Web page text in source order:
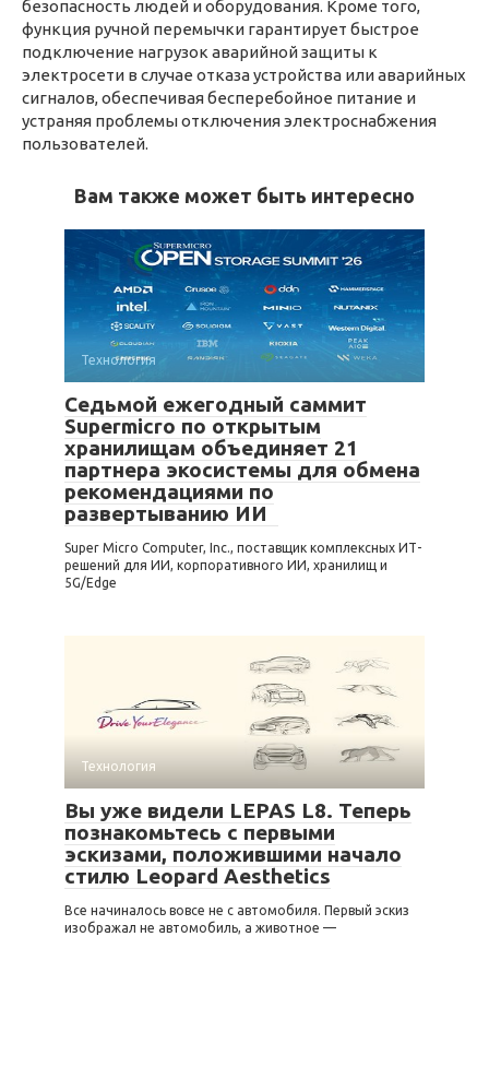
безопасность людей и оборудования. Кроме того,
функция ручной перемычки гарантирует быстрое
подключение нагрузок аварийной защиты к
электросети в случае отказа устройства или аварийных
сигналов, обеспечивая бесперебойное питание и
устраняя проблемы отключения электроснабжения
пользователей.
Вам также может быть интересно
Технология
Седьмой ежегодный саммит
Supermicro по открытым
хранилищам объединяет 21
партнера экосистемы для обмена
рекомендациями по
развертыванию ИИ
Super Micro Computer, Inc., поставщик комплексных ИТ-
решений для ИИ, корпоративного ИИ, хранилищ и
5G/Edge
Технология
Вы уже видели LEPAS L8. Теперь
познакомьтесь с первыми
эскизами, положившими начало
стилю Leopard Aesthetics
Все начиналось вовсе не с автомобиля. Первый эскиз
изображал не автомобиль, а животное —